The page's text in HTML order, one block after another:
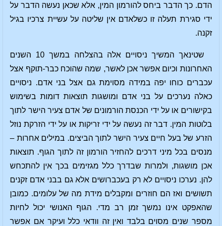
הדם. כך הדבר ביחס להורמון המין, אלא שכאן נעשה הדבר על
ידי סגירת תעלה זו כשלאדם אין שליטה על עשיית צרכיו בגיל
זקנה.
שטינאך המשיך ניסויים אלה בהצלחה במשך 10 השנים
האחרונות וכיום אפשר אכן לאשר, שמה שהוכח כבר-תוקף אצל
עכברים כוחו יפה במידה מסוימת גם אצל בני אדם. ניסויים
כאלה נערכים על בני אדם ומושגות תוצאות דומות בשימוש
בקישורים או על ידי הכנסת הורמונים של אדם צעיר הישר לתוך
בלוטות המין. דבר זה נעשה על ידי זריקות או על ידי הזרקת נוזל
הזרע של בעל חיים צעיר הישר לתוך הביצים. במילים אחרות –
מנסים בכל מיני דרכים להחזיר הורמון זה לתוך הגוף. תוצאות
אכן מושגות, ולמרות שבדרך כלל מגזימים בכך אין להתכחש
להן. נערכו ניסויים לא רק בעכברושים אלא גם בבני אדם זקנים
תשושים ואז הם חוזרים ומקבלים מידת מה של עלומים. כמובן
שהאפקט אינו נמשך זמן רב מדי. הגוף האנושי יכול לחיות
מספר שנים מסוים בלבד ואין זה וודאי כלל ועיקר אם אפשר